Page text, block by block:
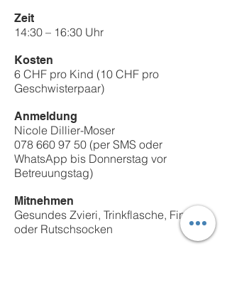
Zeit
14:30 – 16:30 Uhr
Kosten
6 CHF pro Kind (10 CHF pro
Geschwisterpaar)
Anmeldung
Nicole Dillier-Moser
078 660 97 50 (per SMS oder
WhatsApp bis Donnerstag vor
Betreuungstag)
Mitnehmen
Gesundes Zvieri, Trinkflasche, Finken
oder Rutschsocken